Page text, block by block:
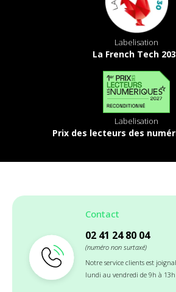
Labelisation
La French Tech
Labelisation
Prix des lecteurs des
Contact
02 41 24 80 04
(numéro non surtaxé)
Notre service clients est
lundi au vendredi de 9h à